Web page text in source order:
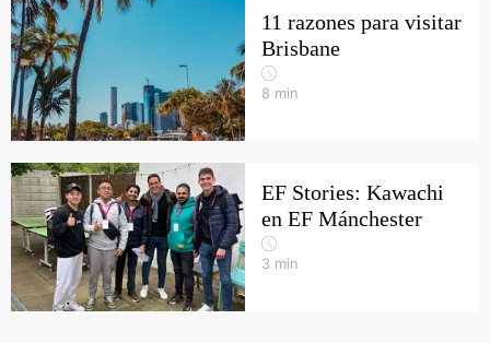
11 razones para visitar
Brisbane
8 min
EF Stories: Kawachi
en EF Mánchester
3 min